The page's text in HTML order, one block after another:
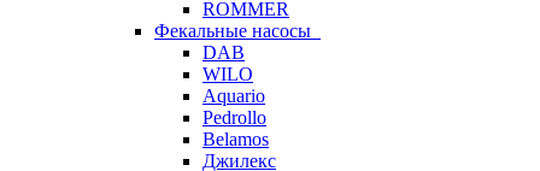
ROMMER
Фекальные насосы
DAB
WILO
Aquario
Pedrollo
Belamos
Джилекс